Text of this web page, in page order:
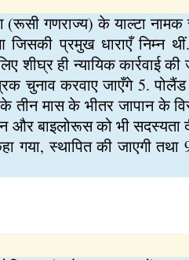
(रूसी गणराज्य) के याल्टा
प्रमुख धाराएँ निम्न
शीघ्र ही न्यायिक कार्रवाई की
चुनाव करवाए जाएँगे 5.
तीन मास के भीतर जापान के
बाइलोरूस को भी सदस्यता
स्थापित की जाएगी तथा